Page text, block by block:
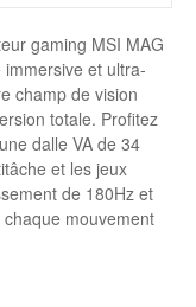
gaming MSI MAG
et ultra-
champ de vision
totale. Profitez
dalle VA de 34
et les jeux
de 180Hz et
mouvement